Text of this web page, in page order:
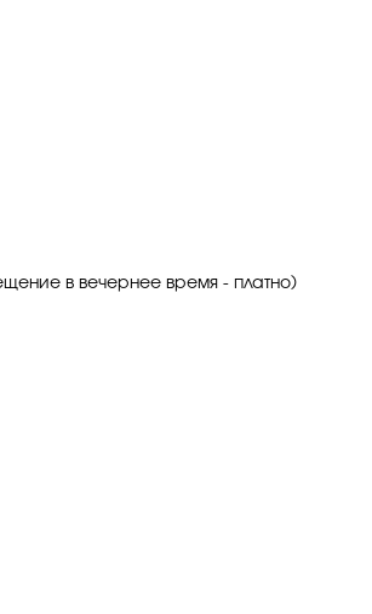
в вечернее время - платно)